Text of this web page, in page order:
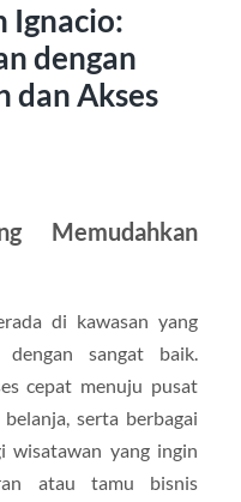
Ignacio:
dengan
dan Akses
Memudahkan
di kawasan yang
sangat baik.
cepat menuju pusat
serta berbagai
wisatawan yang ingin
atau tamu bisnis